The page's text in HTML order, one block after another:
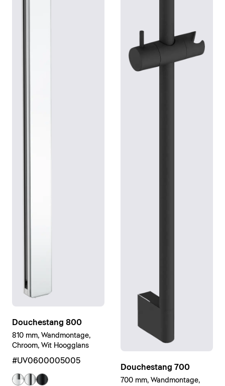
Douchestang 800
810 mm, Wandmontage,
Chroom, Wit Hoogglans
#UV0600005005
Douchestang 700
700 mm, Wandmontage,